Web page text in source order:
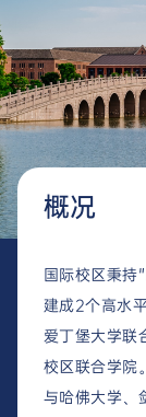
概况
国际校区秉持
建成2个高水
爱丁堡大学联
校区联合学院
与哈佛大学、